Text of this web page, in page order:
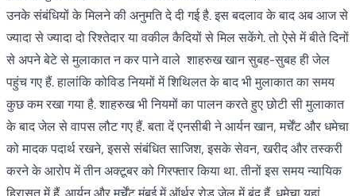
उनके संबंधियों के मिलने की अनुमति दे दी गई है. इस बदलाव के बाद अब आज से
ज्यादा से ज्यादा दो रिश्तेदार या वकील कैदियों से मिल सकेंगे. तो ऐसे में बीते दिनों
से अपने बेटे से मुलाकात न कर पाने वाले शाहरुख खान सुबह-सुबह ही जेल
पहुंच गए हैं. हालांकि कोविड नियमों में शिथिलत के बाद भी मुलाकात का समय
कुछ कम रखा गया है. शाहरुख भी नियमों का पालन करते हुए छोटी सी मुलाकात
के बाद जेल से वापस लौट गए हैं. बता दें एनसीबी ने आर्यन खान, मर्चेंट और धमेचा
को मादक पदार्थ रखने, इससे संबंधित साजिश, इसके सेवन, खरीद और तस्करी
करने के आरोप में तीन अक्टूबर को गिरफ्तार किया था. तीनों इस समय न्यायिक